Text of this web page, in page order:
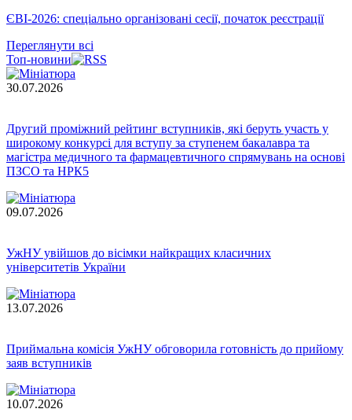
ЄВІ-2026: спеціально організовані сесії, початок реєстрації
Переглянути всі
Топ-новини
30.07.2026
Другий проміжний рейтинг вступників, які беруть участь у
широкому конкурсі для вступу за ступенем бакалавра та
магістра медичного та фармацевтичного спрямувань на основі
ПЗСО та НРК5
09.07.2026
УжНУ увійшов до вісімки найкращих класичних
університетів України
13.07.2026
Приймальна комісія УжНУ обговорила готовність до прийому
заяв вступників
10.07.2026